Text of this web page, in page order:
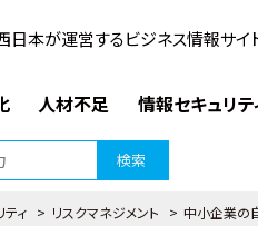
日本が運営するビジネス情報サイ
人材不足 情報セキュリテ
検索
ィ > リスクマネジメント > 中小企業の